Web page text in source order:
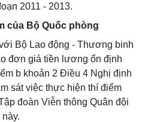
2011 - 2013.
của Bộ Quốc phòng
Bộ Lao động - Thương binh
đơn giá tiền lương ổn định
b khoản 2 Điều 4 Nghị định
sát việc thực hiện thí điểm
đoàn Viễn thông Quân đội